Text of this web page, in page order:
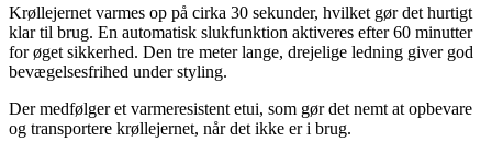
Krøllejernet varmes op på cirka 30 sekunder, hvilket gør det hurtigt
klar til brug. En automatisk slukfunktion aktiveres efter 60 minutter
for øget sikkerhed. Den tre meter lange, drejelige ledning giver god
bevægelsesfrihed under styling.
Der medfølger et varmeresistent etui, som gør det nemt at opbevare
og transportere krøllejernet, når det ikke er i brug.